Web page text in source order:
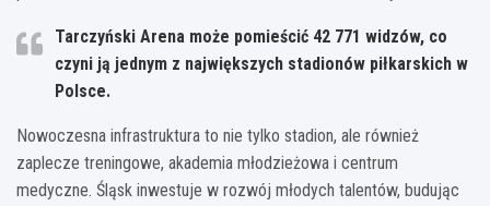
Tarczyński Arena może pomieścić 42 771 widzów, co
czyni ją jednym z największych stadionów piłkarskich w
Polsce.
Nowoczesna infrastruktura to nie tylko stadion, ale również
zaplecze treningowe, akademia młodzieżowa i centrum
medyczne. Śląsk inwestuje w rozwój młodych talentów, budując